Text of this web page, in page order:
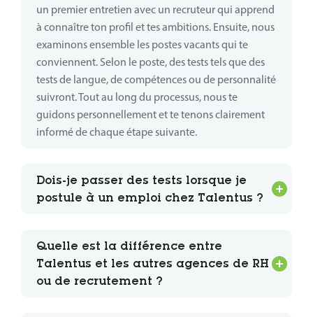
un premier entretien avec un recruteur qui apprend
à connaître ton profil et tes ambitions. Ensuite, nous
examinons ensemble les postes vacants qui te
conviennent. Selon le poste, des tests tels que des
tests de langue, de compétences ou de personnalité
suivront. Tout au long du processus, nous te
guidons personnellement et te tenons clairement
informé de chaque étape suivante.
Dois-je passer des tests lorsque je
postule à un emploi chez Talentus ?
Quelle est la différence entre
Talentus et les autres agences de RH
ou de recrutement ?